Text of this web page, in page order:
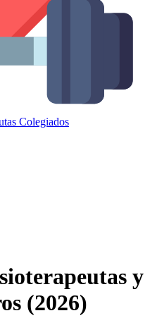
Colegiados
y
(2026)